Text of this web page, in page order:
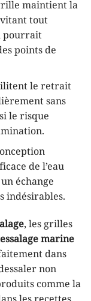
maintient la
tout
pourrait
points de
le retrait
sans
le risque
de l’eau
échange
indésirables.
, les grilles
marine
dans
non
comme la